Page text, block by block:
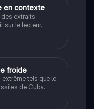
à approfondir leur
et existentiels.
en contexte
des extraits
sur le lecteur.
froide
tels que le
de Cuba.